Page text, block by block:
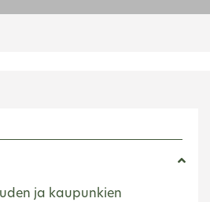
ja kaupunkien